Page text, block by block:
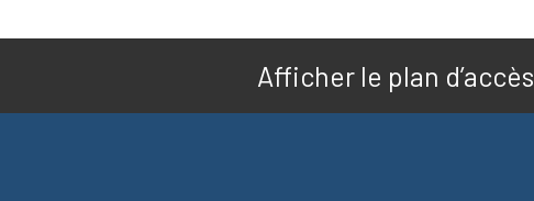
Afficher le plan d’accès